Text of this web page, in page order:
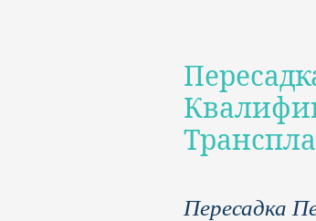
Пересадка